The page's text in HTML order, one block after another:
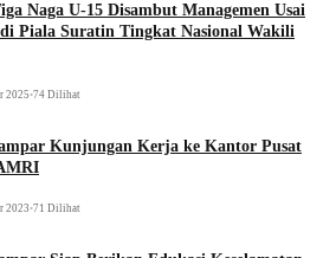
Naga U-15 Disambut Managemen Usai
Piala Suratin Tingkat Nasional Wakili
2025•74 Dilihat
Kunjungan Kerja ke Kantor Pusat
2023•71 Dilihat